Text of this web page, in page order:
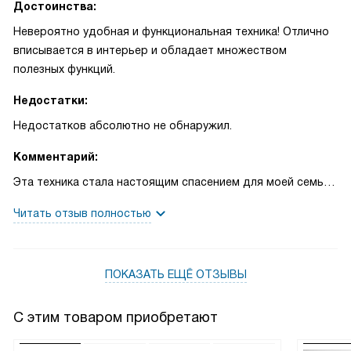
Достоинства:
Невероятно удобная и функциональная техника! Отлично
вписывается в интерьер и обладает множеством
полезных функций.
Недостатки:
Недостатков абсолютно не обнаружил.
Комментарий:
Эта техника стала настоящим спасением для моей семьи!
поддерживая оптимальную температуру для продуктов.
Функция SuperFreezing впечатляет! Она быстро
полезные вещества. Это особенно пригодилось, когда мы
Читать отзыв полностью
ПОКАЗАТЬ ЕЩЁ ОТЗЫВЫ
С этим товаром приобретают